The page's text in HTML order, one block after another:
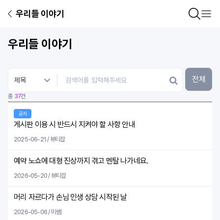
우리들 이야기
우리들 이야기
총 37건
전체
공지
게시판 이용 시 반드시 지켜야 할 사항 안내
2025-06-21 / 뷰티잡
예약 노쇼에 대형 진상까지 겪고 멘탈 나가네요.
2026-05-20 / 뷰티잡
머리 자르다가 손님 인생 상담 시작된 날
2026-05-06 / 미쌤